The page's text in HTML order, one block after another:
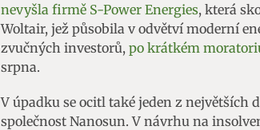
nevyšla firmě S-Power Energies, která
Woltair, jež působila v odvětví moderní
zvučných investorů, po krátkém
srpna.
V úpadku se ocitl také jeden z
společnost Nanosun. V návrhu na